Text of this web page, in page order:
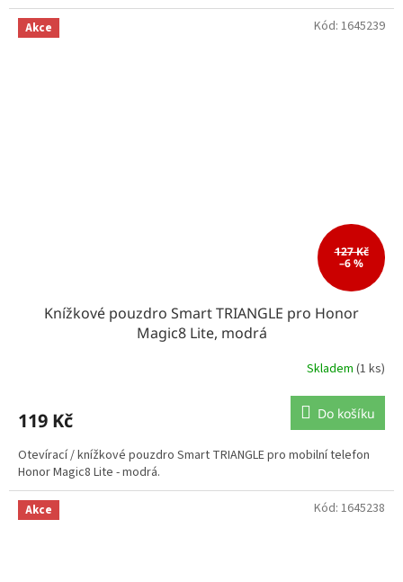
Akce
127 Kč
–6 %
Knížkové pouzdro Smart TRIANGLE pro Honor
Magic8 Lite, modrá
Skladem (1 ks)
119 Kč Do košíku
Otevírací / knížkové pouzdro Smart TRIANGLE pro mobilní telefon
Honor Magic8 Lite - modrá.
Kód: 1645239
Akce Kód: 1645238